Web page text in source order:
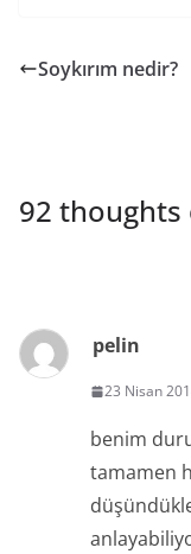
Soykırım nedir?
92 thoughts
dolaşımı
pelin
23 Nisan
benim
tamamen